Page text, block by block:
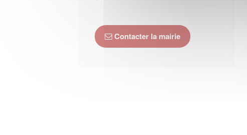
Contacter la mairie